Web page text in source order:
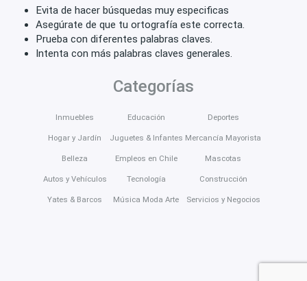
Evita de hacer búsquedas muy especificas
Asegúrate de que tu ortografía este correcta.
Prueba con diferentes palabras claves.
Intenta con más palabras claves generales.
Categorías
Inmuebles
Hogar y Jardín
Belleza
Autos y Vehículos
Yates & Barcos
Educación
Juguetes & Infantes
Empleos en Chile
Tecnología
Música Moda Arte
Deportes
Mercancía Mayorista
Mascotas
Construcción
Servicios y Negocios